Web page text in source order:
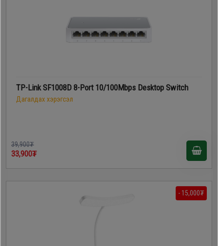
TP-Link SF1008D 8-Port 10/100Mbps Desktop Switch
Дагалдах хэрэгсэл
39,900₮
33,900₮
- 15,000₮